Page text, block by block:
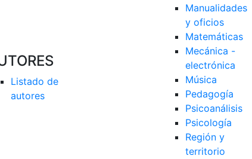
Listado de
autores
Manualidades
y oficios
Matemáticas
Mecánica -
electrónica
Música
Pedagogía
Psicoanálisis
Psicología
Región y
territorio